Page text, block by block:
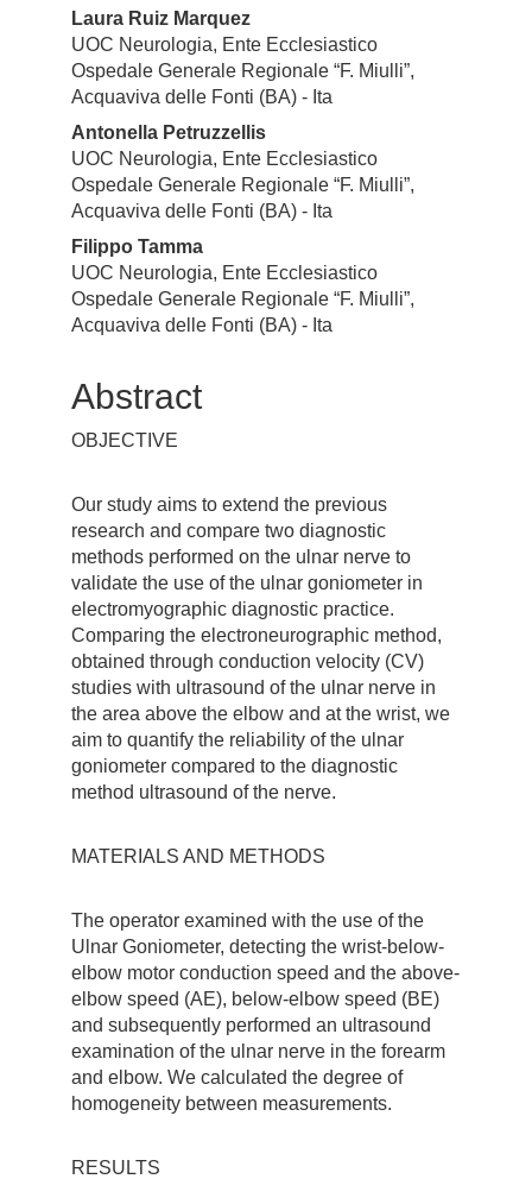
Laura Ruiz Marquez
UOC Neurologia, Ente Ecclesiastico
Ospedale Generale Regionale “F. Miulli”,
Acquaviva delle Fonti (BA) - Ita
Antonella Petruzzellis
UOC Neurologia, Ente Ecclesiastico
Ospedale Generale Regionale “F. Miulli”,
Acquaviva delle Fonti (BA) - Ita
Filippo Tamma
UOC Neurologia, Ente Ecclesiastico
Ospedale Generale Regionale “F. Miulli”,
Acquaviva delle Fonti (BA) - Ita
Abstract
OBJECTIVE
Our study aims to extend the previous
research and compare two diagnostic
methods performed on the ulnar nerve to
validate the use of the ulnar goniometer in
electromyographic diagnostic practice.
Comparing the electroneurographic method,
obtained through conduction velocity (CV)
studies with ultrasound of the ulnar nerve in
the area above the elbow and at the wrist, we
aim to quantify the reliability of the ulnar
goniometer compared to the diagnostic
method ultrasound of the nerve.
MATERIALS AND METHODS
The operator examined with the use of the
Ulnar Goniometer, detecting the wrist-below-
elbow motor conduction speed and the above-
elbow speed (AE), below-elbow speed (BE)
and subsequently performed an ultrasound
examination of the ulnar nerve in the forearm
and elbow. We calculated the degree of
homogeneity between measurements.
RESULTS